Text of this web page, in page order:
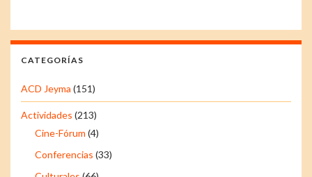
CATEGORÍAS
ACD Jeyma (151)
Actividades (213)
Cine-Fórum (4)
Conferencias (33)